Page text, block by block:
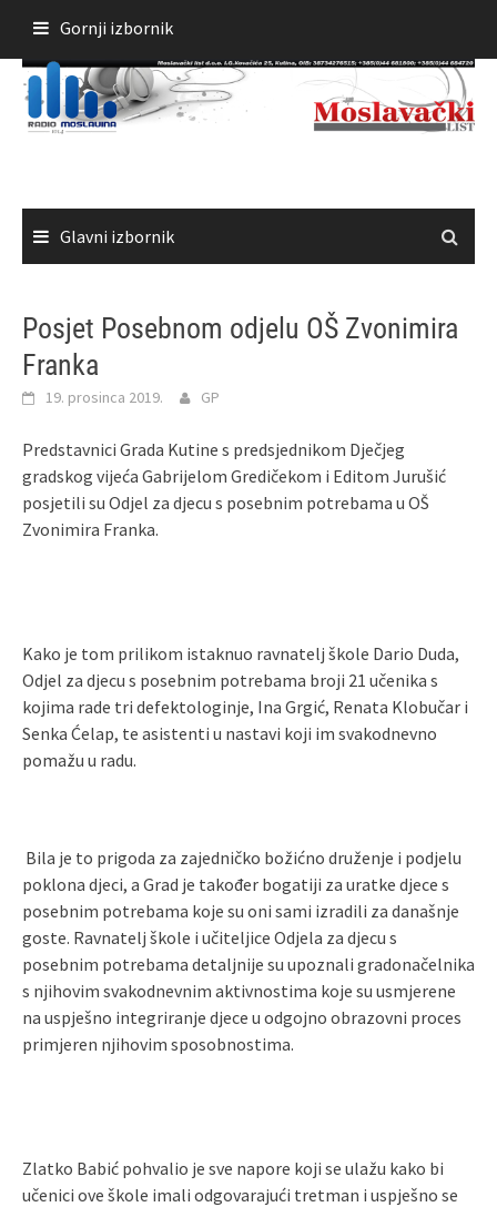
sadržaja
Gornji izbornik
Glavni izbornik
Posjet Posebnom odjelu OŠ Zvonimira
Franka
19. prosinca 2019. GP
Predstavnici Grada Kutine s predsjednikom Dječjeg
gradskog vijeća Gabrijelom Gredičekom i Editom Jurušić
posjetili su Odjel za djecu s posebnim potrebama u OŠ
Zvonimira Franka.
Kako je tom prilikom istaknuo ravnatelj škole Dario Duda,
Odjel za djecu s posebnim potrebama broji 21 učenika s
kojima rade tri defektologinje, Ina Grgić, Renata Klobučar i
Senka Ćelap, te asistenti u nastavi koji im svakodnevno
pomažu u radu.
Bila je to prigoda za zajedničko božićno druženje i podjelu
poklona djeci, a Grad je također bogatiji za uratke djece s
posebnim potrebama koje su oni sami izradili za današnje
goste. Ravnatelj škole i učiteljice Odjela za djecu s
posebnim potrebama detaljnije su upoznali gradonačelnika
s njihovim svakodnevnim aktivnostima koje su usmjerene
na uspješno integriranje djece u odgojno obrazovni proces
primjeren njihovim sposobnostima.
Zlatko Babić pohvalio je sve napore koji se ulažu kako bi
učenici ove škole imali odgovarajući tretman i uspješno se